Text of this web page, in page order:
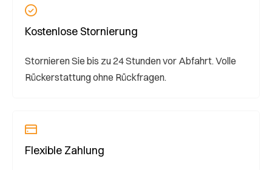
Kostenlose Stornierung
Stornieren Sie bis zu 24 Stunden vor Abfahrt. Volle
Rückerstattung ohne Rückfragen.
Flexible Zahlung